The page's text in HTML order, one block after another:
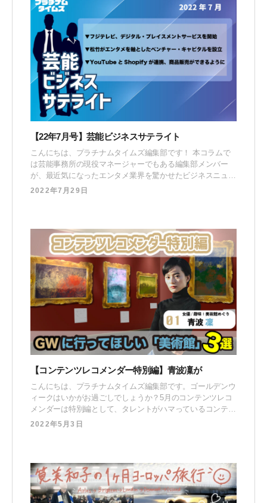
【22年7月号】芸能ビジネスサテライト
こんにちは、プラチナムタイムズ編集部です！ 本コラムで
は芸能事務所の現役マネージャーでもある編集部メンバー
が、最近気になったエンタメ業界を驚かせたビジネスニュー
スに対して “マネージャー視点” で取り上げる対談企画で
2022年7月29日
【コンテンツレコメンダー特別編】青波凜が
こんにちは、プラチナムタイムズ編集部です。ゴールデンウ
ィークはいかがお過ごしでしょうか？5月のコンテンツレコ
メンダーは特別編として、タレントがハマっているコンテン
ツをより深掘りしてGW3日連続で配信していきます。 初日
2022年5月3日